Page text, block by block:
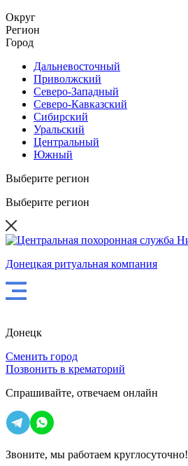
Округ
Регион
Город
Дальневосточный
Приволжский
Северо-Западный
Северо-Кавказский
Сибирский
Уральский
Центральный
Южный
Выберите регион
Выберите регион
Донецкая ритуальная компания
Донецк
Сменить город
Позвонить в крематорий
Спрашивайте, отвечаем онлайн
Звоните, мы работаем круглосуточно!